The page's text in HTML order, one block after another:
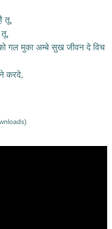
तू,
तू,
गल मुका अम्बे सुख जीवन दे विच
करदे,